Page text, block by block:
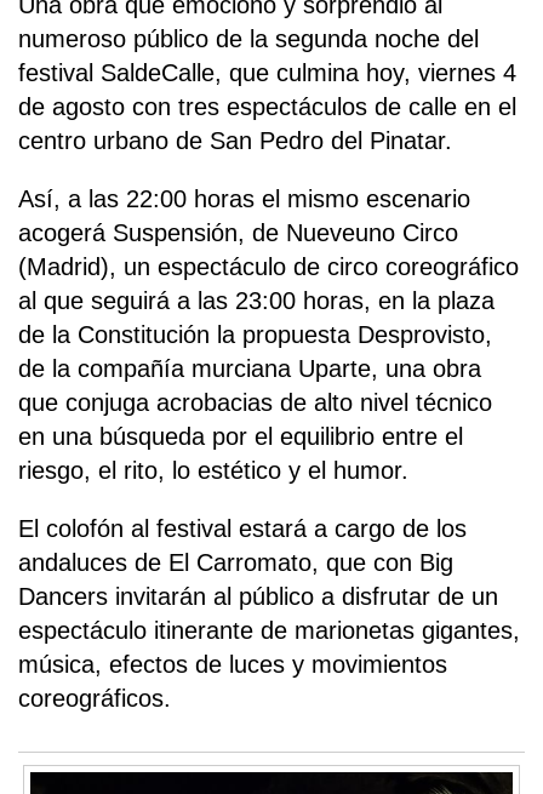
numeroso público de la segunda noche del
festival SaldeCalle, que culmina hoy, viernes 4
de agosto con tres espectáculos de calle en el
centro urbano de San Pedro del Pinatar.
Así, a las 22:00 horas el mismo escenario
acogerá Suspensión, de Nueveuno Circo
(Madrid), un espectáculo de circo coreográfico
al que seguirá a las 23:00 horas, en la plaza
de la Constitución la propuesta Desprovisto,
de la compañía murciana Uparte, una obra
que conjuga acrobacias de alto nivel técnico
en una búsqueda por el equilibrio entre el
riesgo, el rito, lo estético y el humor.
El colofón al festival estará a cargo de los
andaluces de El Carromato, que con Big
Dancers invitarán al público a disfrutar de un
espectáculo itinerante de marionetas gigantes,
música, efectos de luces y movimientos
coreográficos.